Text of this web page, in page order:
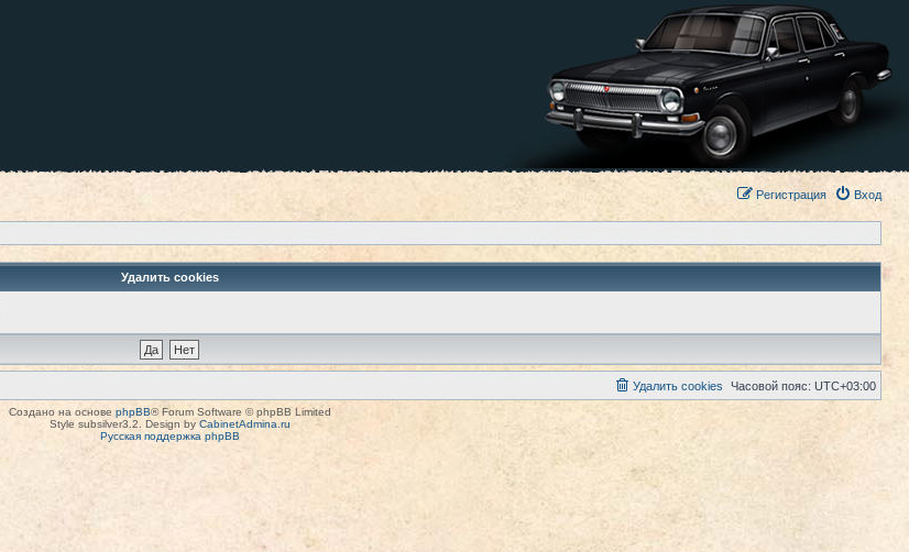
Вход
Регистрация
Удалить cookies
Часовой пояс: UTC+03:00
Удалить cookies
Создано на основе phpBB® Forum Software © phpBB Limited
Style subsilver3.2. Design by CabinetAdmina.ru
Русская поддержка phpBB